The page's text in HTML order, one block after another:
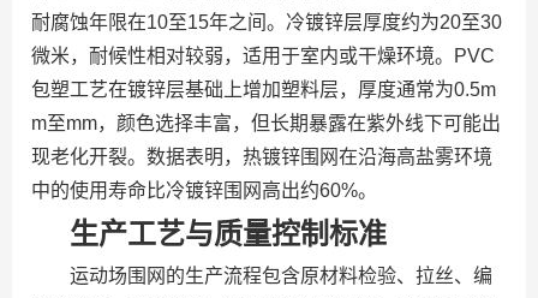
耐腐蚀年限在10至15年之间。冷镀锌层厚度约为20至30
微米，耐候性相对较弱，适用于室内或干燥环境。PVC
包塑工艺在镀锌层基础上增加塑料层，厚度通常为0.5m
m至mm，颜色选择丰富，但长期暴露在紫外线下可能出
现老化开裂。数据表明，热镀锌围网在沿海高盐雾环境
中的使用寿命比冷镀锌围网高出约60%。
生产工艺与质量控制标准
运动场围网的生产流程包含原材料检验、拉丝、编